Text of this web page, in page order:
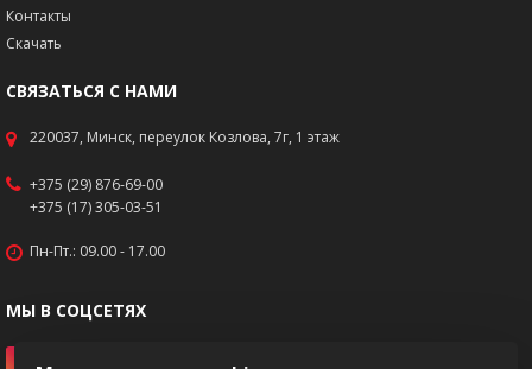
Контакты
Скачать
СВЯЗАТЬСЯ С НАМИ
220037, Минск, переулок Козлова, 7г, 1 этаж
+375 (29) 876-69-00
+375 (17) 305-03-51
Пн-Пт.: 09.00 - 17.00
МЫ В СОЦСЕТЯХ